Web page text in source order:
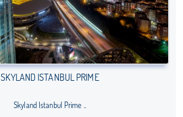
SKYLAND ISTANBUL PRIME
Skyland Istanbul Prime ..